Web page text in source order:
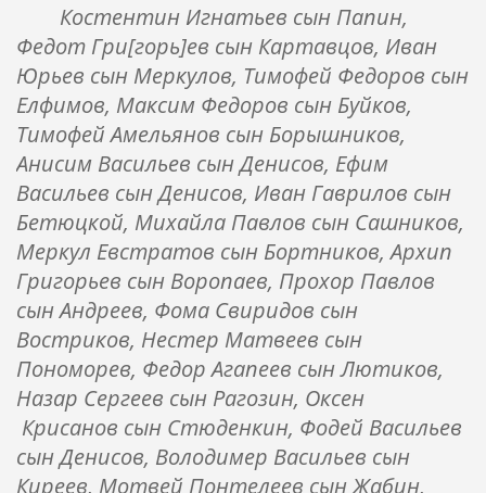
Костентин Игнатьев сын Папин,
Федот Гри[горь]ев сын Картавцов, Иван
Юрьев сын Меркулов, Тимофей Федоров сын
Елфимов, Максим Федоров сын Буйков,
Тимофей Амельянов сын Борышников,
Анисим Васильев сын Денисов, Ефим
Васильев сын Денисов, Иван Гаврилов сын
Бетюцкой, Михайла Павлов сын Сашников,
Меркул Евстратов сын Бортников, Архип
Григорьев сын Воропаев, Прохор Павлов
сын Андреев, Фома Свиридов сын
Востриков, Нестер Матвеев сын
Пономорев, Федор Агапеев сын Лютиков,
Назар Сергеев сын Рагозин, Оксен
Крисанов сын Стюденкин, Фодей Васильев
сын Денисов, Володимер Васильев сын
Киреев, Мотвей Понтелеев сын Жабин,